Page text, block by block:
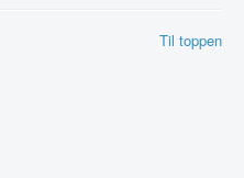
Til toppen